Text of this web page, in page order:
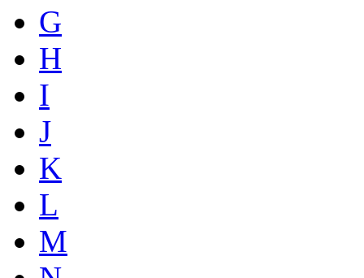
G
H
I
J
K
L
M